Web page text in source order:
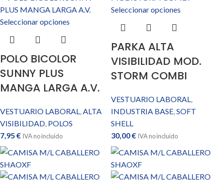
Seleccionar opciones
POLO BICOLOR
SUNNY PLUS
MANGA LARGA A.V.
VESTUARIO LABORAL,ALTA
VISIBILIDAD, POLOS
7,95 € IVA no incluido
Seleccionar opciones
PARKA ALTA
VISIBILIDAD MOD.
STORM COMBI
VESTUARIO LABORAL,
INDUSTRIA BASE,SOFT
SHELL
30,00€ IVA no incluido